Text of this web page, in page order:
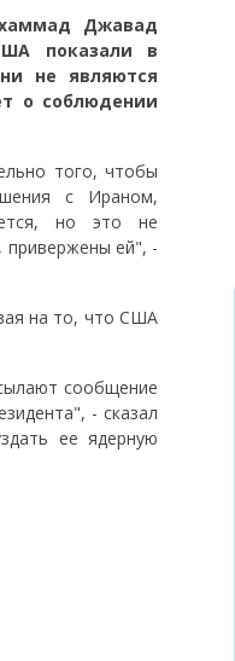
Джавад
показали в
не являются
о соблюдении
того, чтобы
с Ираном,
но это не
привержены ей", -
на то, что США
сообщение
- сказал
ее ядерную